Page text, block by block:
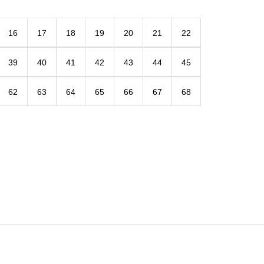
16 17 18 19 20 21 22
39 40 41 42 43 44 45
62 63 64 65 66 67 68